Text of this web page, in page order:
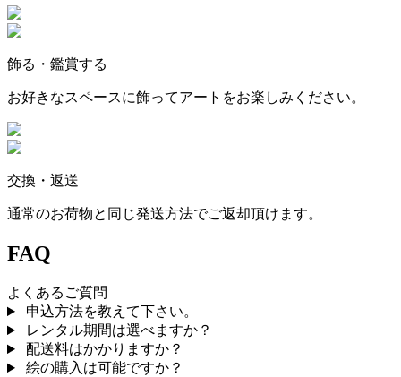
飾る・鑑賞する
お好きなスペースに飾ってアートをお楽しみください。
交換・返送
通常のお荷物と同じ発送方法でご返却頂けます。
FAQ
よくあるご質問
申込方法を教えて下さい。
レンタル期間は選べますか？
配送料はかかりますか？
絵の購入は可能ですか？